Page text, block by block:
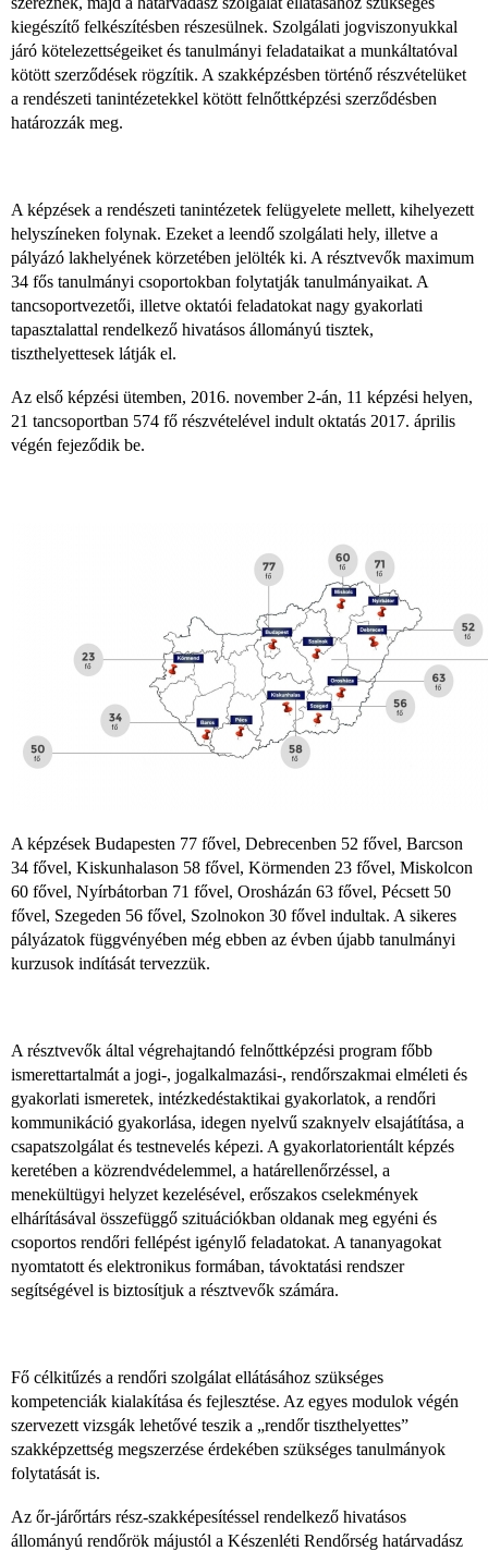
kiegészítő felkészítésben részesülnek. Szolgálati jogviszonyukkal
járó kötelezettségeiket és tanulmányi feladataikat a munkáltatóval
kötött szerződések rögzítik. A szakképzésben történő részvételüket
a rendészeti tanintézetekkel kötött felnőttképzési szerződésben
határozzák meg.
A képzések a rendészeti tanintézetek felügyelete mellett, kihelyezett
helyszíneken folynak. Ezeket a leendő szolgálati hely, illetve a
pályázó lakhelyének körzetében jelölték ki. A résztvevők maximum
34 fős tanulmányi csoportokban folytatják tanulmányaikat. A
tancsoportvezetői, illetve oktatói feladatokat nagy gyakorlati
tapasztalattal rendelkező hivatásos állományú tisztek,
tiszthelyettesek látják el.
Az első képzési ütemben, 2016. november 2-án, 11 képzési helyen,
21 tancsoportban 574 fő részvételével indult oktatás 2017. április
végén fejeződik be.
A képzések Budapesten 77 fővel, Debrecenben 52 fővel, Barcson
34 fővel, Kiskunhalason 58 fővel, Körmenden 23 fővel, Miskolcon
60 fővel, Nyírbátorban 71 fővel, Orosházán 63 fővel, Pécsett 50
fővel, Szegeden 56 fővel, Szolnokon 30 fővel indultak. A sikeres
pályázatok függvényében még ebben az évben újabb tanulmányi
kurzusok indítását tervezzük.
A résztvevők által végrehajtandó felnőttképzési program főbb
ismerettartalmát a jogi-, jogalkalmazási-, rendőrszakmai elméleti és
gyakorlati ismeretek, intézkedéstaktikai gyakorlatok, a rendőri
kommunikáció gyakorlása, idegen nyelvű szaknyelv elsajátítása, a
csapatszolgálat és testnevelés képezi. A gyakorlatorientált képzés
keretében a közrendvédelemmel, a határellenőrzéssel, a
menekültügyi helyzet kezelésével, erőszakos cselekmények
elhárításával összefüggő szituációkban oldanak meg egyéni és
csoportos rendőri fellépést igénylő feladatokat. A tananyagokat
nyomtatott és elektronikus formában, távoktatási rendszer
segítségével is biztosítjuk a résztvevők számára.
Fő célkitűzés a rendőri szolgálat ellátásához szükséges
kompetenciák kialakítása és fejlesztése. Az egyes modulok végén
szervezett vizsgák lehetővé teszik a „rendőr tiszthelyettes”
szakképzettség megszerzése érdekében szükséges tanulmányok
folytatását is.
Az őr-járőrtárs rész-szakképesítéssel rendelkező hivatásos
állományú rendőrök májustól a Készenléti Rendőrség határvadász